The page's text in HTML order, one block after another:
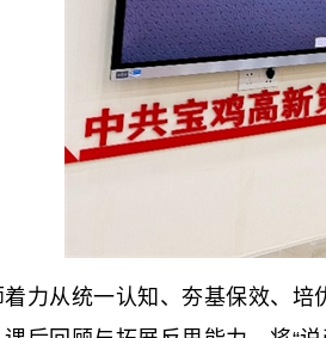
从统一认知、夯基保效、培